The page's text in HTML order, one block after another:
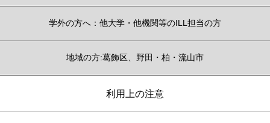
学外の方へ：他大学・他機関等のILL担当の方
地域の方:葛飾区、野田・柏・流山市
利用上の注意